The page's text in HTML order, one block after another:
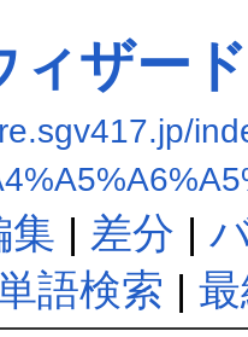
ィザード
集 | 差分 |
語検索 |